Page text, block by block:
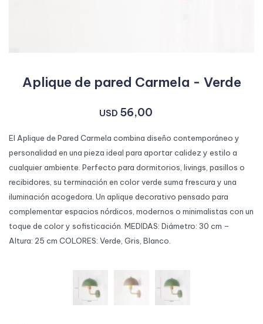
Aplique de pared Carmela - Verde
USD 56,00
El Aplique de Pared Carmela combina diseño contemporáneo y
personalidad en una pieza ideal para aportar calidez y estilo a
cualquier ambiente. Perfecto para dormitorios, livings, pasillos o
recibidores, su terminación en color verde suma frescura y una
iluminación acogedora. Un aplique decorativo pensado para
complementar espacios nórdicos, modernos o minimalistas con un
toque de color y sofisticación. MEDIDAS: Diámetro: 30 cm –
Altura: 25 cm COLORES: Verde, Gris, Blanco.